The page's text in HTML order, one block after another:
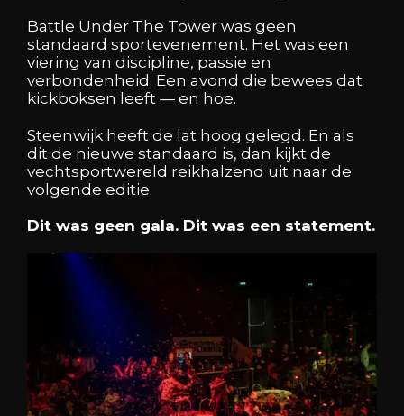
Battle Under The Tower was geen
standaard sportevenement. Het was een
viering van discipline, passie en
verbondenheid. Een avond die bewees dat
kickboksen leeft — en hoe.
Steenwijk heeft de lat hoog gelegd. En als
dit de nieuwe standaard is, dan kijkt de
vechtsportwereld reikhalzend uit naar de
volgende editie.
Dit was geen gala. Dit was een statement.